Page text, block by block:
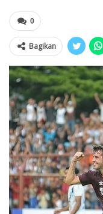
0
Bagikan